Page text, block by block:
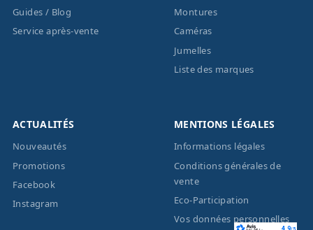
Guides / Blog
Service après-vente
Montures
Caméras
Jumelles
Liste des marques
ACTUALITÉS
Nouveautés
Promotions
Facebook
Instagram
MENTIONS LÉGALES
Informations légales
Conditions générales de
vente
Eco-Participation
Vos données personnelles